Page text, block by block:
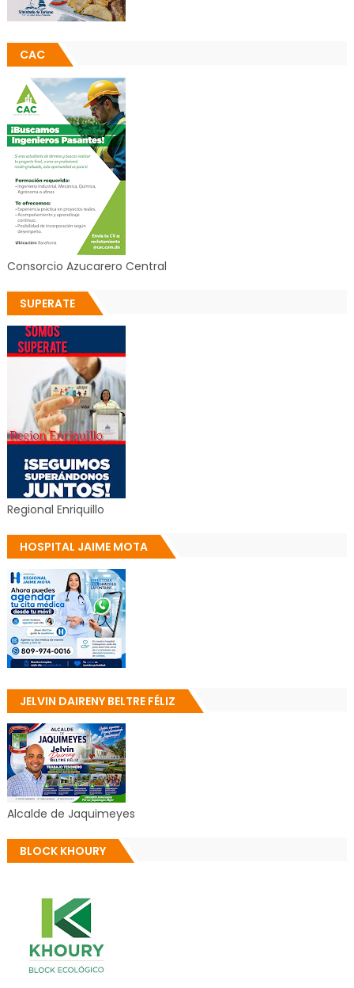
CAC
Consorcio Azucarero Central
SUPERATE
Regional Enriquillo
HOSPITAL JAIME MOTA
JELVIN DAIRENY BELTRE FÉLIZ
Alcalde de Jaquimeyes
BLOCK KHOURY